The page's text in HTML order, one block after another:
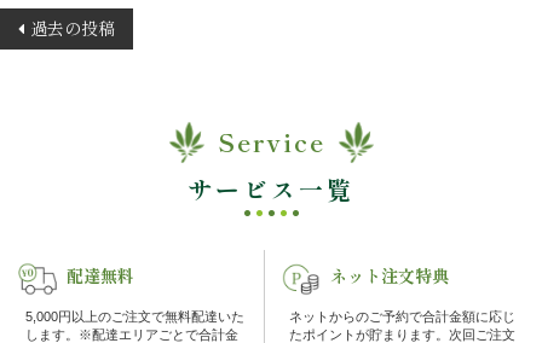
ご
ン
か
投
稿
ョ
ン
過去の投稿
Service
サービス一覧
配達無料
5,000円以上のご注文で無料配達いた
します。※配達エリアごとで合計金
ネット注文特典
ネットからのご予約で合計金額に応じ
たポイントが貯まります。次回ご注文